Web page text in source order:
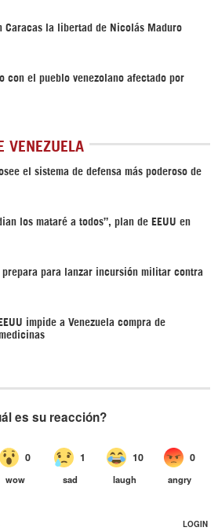
Caracas la libertad de Nicolás Maduro
con el pueblo venezolano afectado por
VENEZUELA
el sistema de defensa más poderoso de
los mataré a todos”, plan de EEUU en
prepara para lanzar incursión militar contra
impide a Venezuela compra de